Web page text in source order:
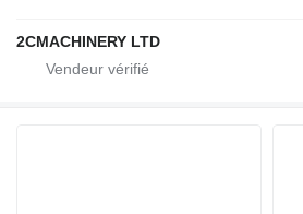
2CMACHINERY LTD